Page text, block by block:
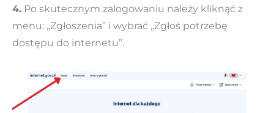
4. Po skutecznym zalogowaniu należy kliknąć z
menu: „Zgłoszenia” i wybrać „Zgłoś potrzebę
dostępu do internetu”.